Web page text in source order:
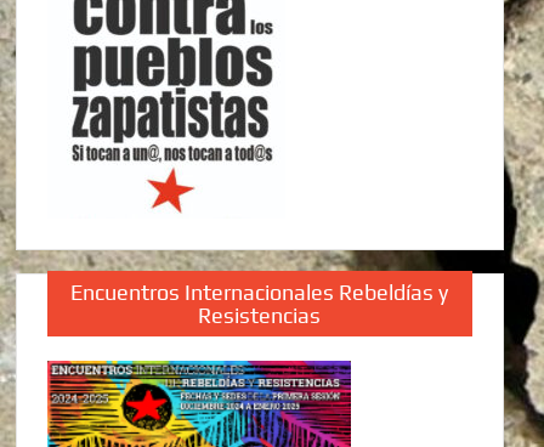
Encuentros Internacionales Rebeldías y
Resistencias